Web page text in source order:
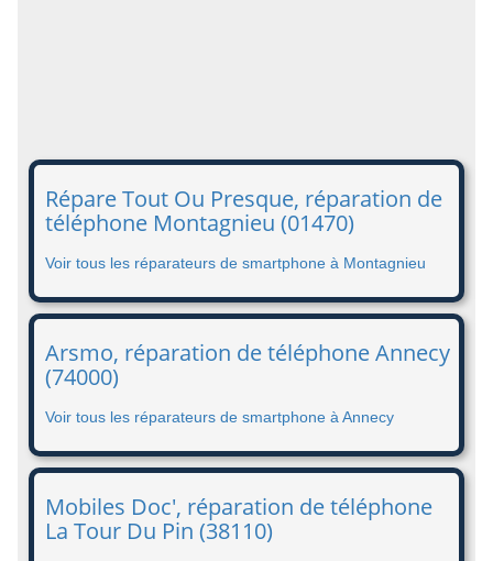
Répare Tout Ou Presque, réparation de
téléphone Montagnieu (01470)
Voir tous les réparateurs de smartphone à Montagnieu
Arsmo, réparation de téléphone Annecy
(74000)
Voir tous les réparateurs de smartphone à Annecy
Mobiles Doc', réparation de téléphone
La Tour Du Pin (38110)